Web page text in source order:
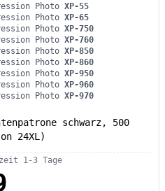
Photo XP-55
Photo XP-65
Photo XP-750
Photo XP-760
Photo XP-850
Photo XP-860
Photo XP-950
Photo XP-960
Photo XP-970
schwarz, 500
24XL)
1-3 Tage